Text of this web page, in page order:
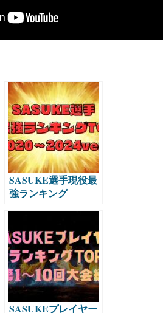
SASUKE選手現役最
強ランキング
SASUKEプレイヤー